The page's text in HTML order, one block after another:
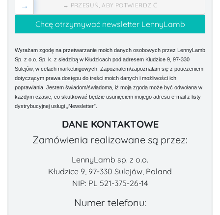
→ PRZESUŃ, ABY POTWIERDZIĆ
→
Wyrażam zgodę na przetwarzanie moich danych osobowych przez LennyLamb
Sp. z o.o. Sp. k. z siedzibą w Kłudzicach pod adresem Kłudzice 9, 97-330
Sulejów, w celach marketingowych. Zapoznałem/zapoznałam się z pouczeniem
dotyczącym prawa dostępu do treści moich danych i możliwości ich
poprawiania. Jestem świadom/świadoma, iż moja zgoda może być odwołana w
każdym czasie, co skutkować będzie usunięciem mojego adresu e-mail z listy
dystrybucyjnej usługi „Newsletter”.
DANE KONTAKTOWE
Zamówienia realizowane są przez:
LennyLamb sp. z o.o.
Kłudzice 9, 97-330 Sulejów, Poland
NIP: PL 521-375-26-14
Numer telefonu: